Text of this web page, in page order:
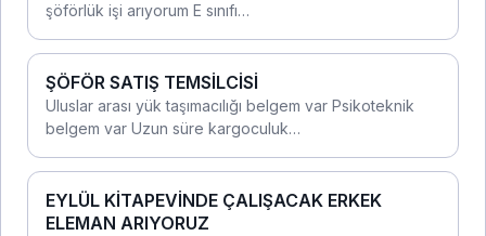
şöförlük işi arıyorum E sınıfı…
ŞÖFÖR SATIŞ TEMSİLCİSİ
Uluslar arası yük taşımacılığı belgem var Psikoteknik
belgem var Uzun süre kargoculuk…
EYLÜL KİTAPEVİNDE ÇALIŞACAK ERKEK
ELEMAN ARIYORUZ